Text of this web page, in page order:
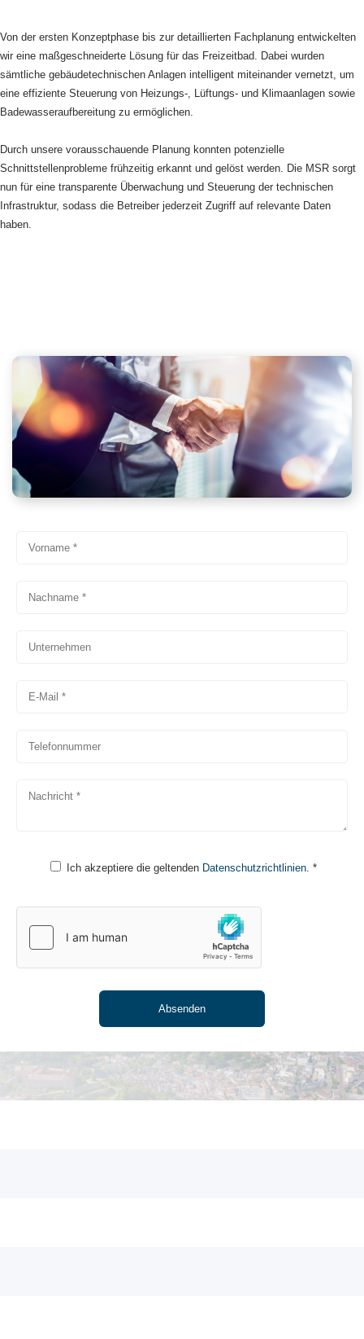
Von der ersten Konzeptphase bis zur detaillierten Fachplanung entwickelten
wir eine maßgeschneiderte Lösung für das Freizeitbad. Dabei wurden
sämtliche gebäudetechnischen Anlagen intelligent miteinander vernetzt, um
eine effiziente Steuerung von Heizungs-, Lüftungs- und Klimaanlagen sowie
Badewasseraufbereitung zu ermöglichen.
Durch unsere vorausschauende Planung konnten potenzielle
Schnittstellenprobleme frühzeitig erkannt und gelöst werden. Die MSR sorgt
nun für eine transparente Überwachung und Steuerung der technischen
Infrastruktur, sodass die Betreiber jederzeit Zugriff auf relevante Daten
haben.
Ich akzeptiere die geltenden Datenschutzrichtlinien. *